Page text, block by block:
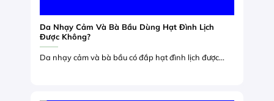
Da Nhạy Cảm Và Bà Bầu Dùng Hạt Đình Lịch
Được Không?
Da nhạy cảm và bà bầu có đắp hạt đình lịch được...